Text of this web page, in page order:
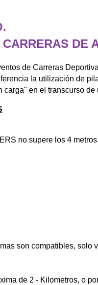
DE
de Carreras
la utilización de
en el transcurso de
no supere los 4
son compatibles, solo
de 2 - Kilometros, o